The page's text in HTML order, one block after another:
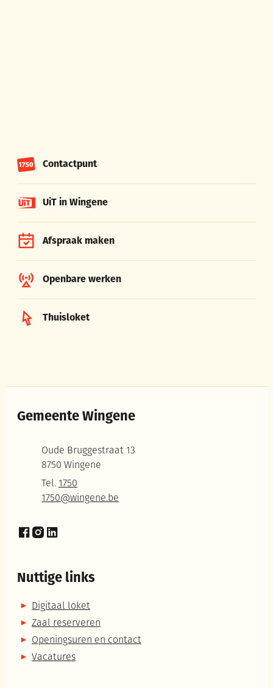
Contactpunt
UiT in Wingene
Afspraak maken
Openbare werken
Thuisloket
Gemeente Wingene
Oude Bruggestraat 13
,8750 Wingene
1750
E-mail1750@wingene.be
Nuttige links
Digitaal loket
Zaal reserveren
Openingsuren en contact
Vacatures
Facebook
Instagram
LinkedIn